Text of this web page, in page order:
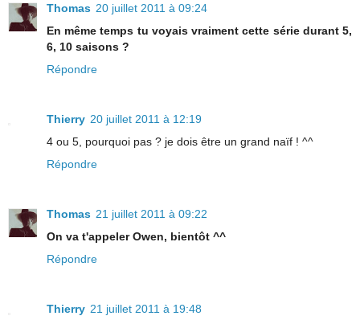
Thomas 20 juillet 2011 à 09:24
En même temps tu voyais vraiment cette série durant 5,
6, 10 saisons ?
Répondre
Thierry 20 juillet 2011 à 12:19
4 ou 5, pourquoi pas ? je dois être un grand naïf ! ^^
Répondre
Thomas 21 juillet 2011 à 09:22
On va t'appeler Owen, bientôt ^^
Répondre
Thierry 21 juillet 2011 à 19:48